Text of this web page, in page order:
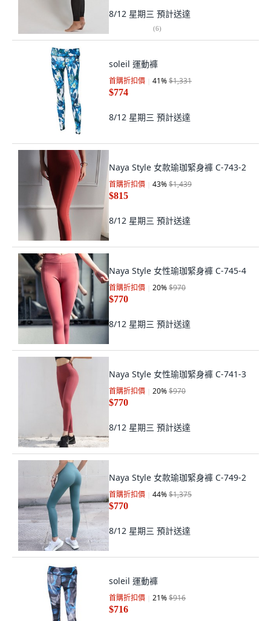
8/12 星期三 預計送達
(6)
soleil 運動褲
首購折扣價 41%$1,331
$774
8/12 星期三 預計送達
Naya Style 女款瑜珈緊身褲 C-743-2
首購折扣價 43%$1,439
$815
8/12 星期三 預計送達
Naya Style 女性瑜珈緊身褲 C-745-4
首購折扣價 20%$970
$770
8/12 星期三 預計送達
Naya Style 女性瑜珈緊身褲 C-741-3
首購折扣價 20%$970
$770
8/12 星期三 預計送達
Naya Style 女款瑜珈緊身褲 C-749-2
首購折扣價 44%$1,375
$770
8/12 星期三 預計送達
soleil 運動褲
首購折扣價 21%$916
$716